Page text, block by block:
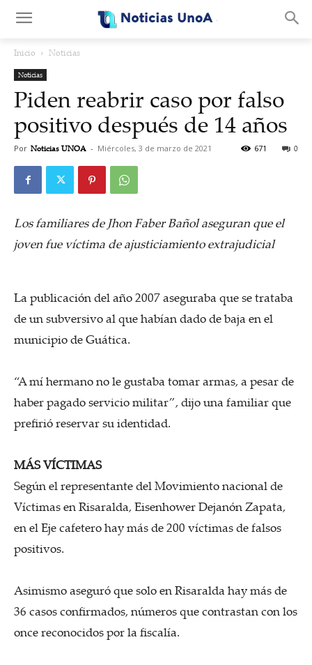
Inicio Noticias
Noticias
Piden reabrir caso por falso
positivo después de 14 años
Por Noticias UNOA - Miércoles, 3 de marzo de 2021 0
671
Los familiares de Jhon Faber Bañol aseguran que el
joven fue víctima de ajusticiamiento extrajudicial
La publicación del año 2007 aseguraba que se trataba
de un subversivo al que habían dado de baja en el
municipio de Guática.
“A mí hermano no le gustaba tomar armas, a pesar de
haber pagado servicio militar”, dijo una familiar que
prefirió reservar su identidad.
MÁS VÍCTIMAS
Según el representante del Movimiento nacional de
Víctimas en Risaralda, Eisenhower Dejanón Zapata,
en el Eje cafetero hay más de 200 víctimas de falsos
positivos.
Asimismo aseguró que solo en Risaralda hay más de
36 casos confirmados, números que contrastan con los
once reconocidos por la fiscalía.